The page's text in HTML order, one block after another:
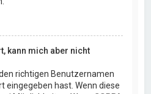
kann mich aber nicht
richtigen Benutzernamen
eingegeben hast. Wenn diese